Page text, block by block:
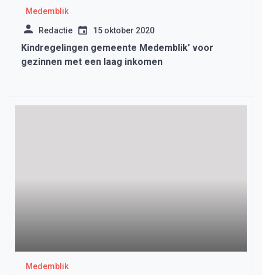
Medemblik
Redactie 15 oktober 2020
Kindregelingen gemeente Medemblik’ voor
gezinnen met een laag inkomen
Medemblik